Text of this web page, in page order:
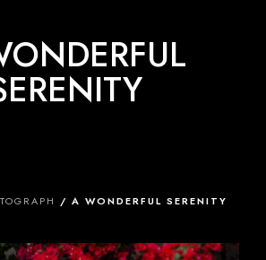
/ A WONDERFUL SERENITY